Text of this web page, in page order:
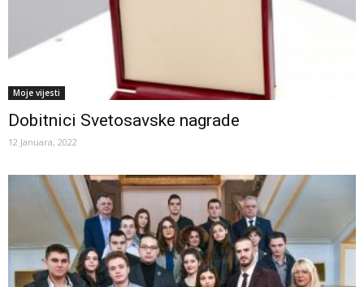
Moje vijesti
Dobitnici Svetosavske nagrade
12 Januara, 2022